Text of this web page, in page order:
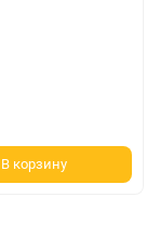
В корзину